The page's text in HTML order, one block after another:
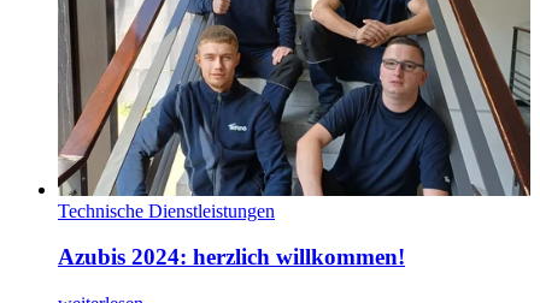
Technische Dienstleistungen
Azubis 2024: herzlich willkommen!